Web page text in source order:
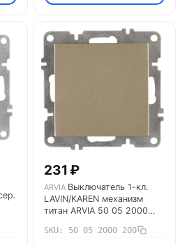
231 ₽
ARVIA Выключатель 1-кл.
LAVIN/KAREN механизм
титан ARVIA 50 05 2000
SKU: 50 05 2000 200